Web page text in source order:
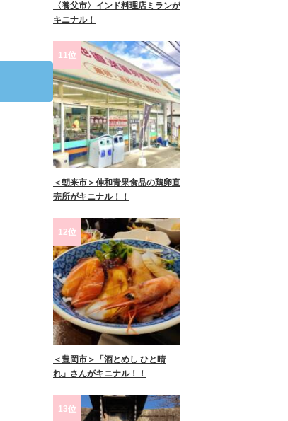
〈養父市〉インド料理店ミランが
キニナル！
11位
＜朝来市＞伸和青果食品の鶏卵直
売所がキニナル！！
12位
＜豊岡市＞「酒とめし ひと晴
れ」さんがキニナル！！
13位